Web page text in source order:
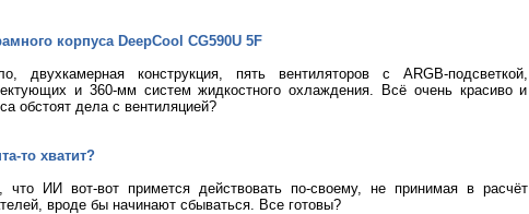
корпуса DeepCool CG590U 5F
двухкамерная конструкция, пять вентиляторов с ARGB-подсветкой,
и 360-мм систем жидкостного охлаждения. Всё очень красиво и
обстоят дела с вентиляцией?
то хватит?
что ИИ вот-вот примется действовать по-своему, не принимая в расчёт
вроде бы начинают сбываться. Все готовы?